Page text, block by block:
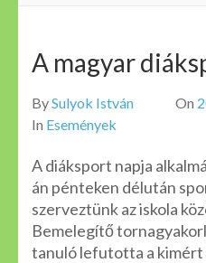
A magyar
BySulyok István On
In Események
A diáksport napja
án pénteken délután
szerveztünk az iskola
Bemelegítő
tanuló lefutotta a kimért